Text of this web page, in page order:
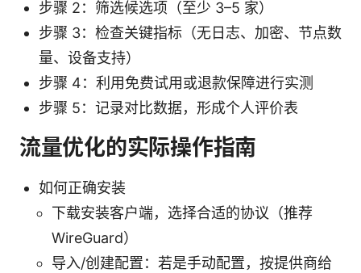
步骤 2：筛选候选项（至少 3–5 家）
步骤 3：检查关键指标（无日志、加密、节点数
量、设备支持）
步骤 4：利用免费试用或退款保障进行实测
步骤 5：记录对比数据，形成个人评价表
流量优化的实际操作指南
如何正确安装
下载安装客户端，选择合适的协议（推荐
WireGuard）
导入/创建配置：若是手动配置，按提供商给